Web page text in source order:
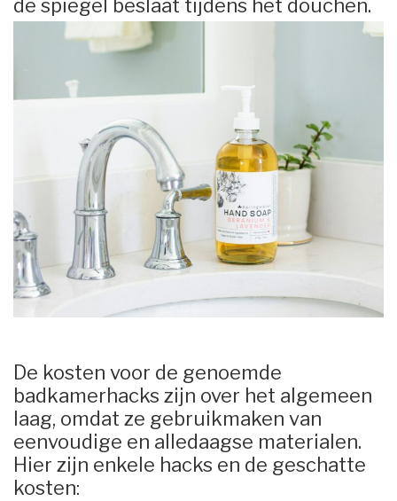
de spiegel beslaat tijdens het douchen.
De kosten voor de genoemde
badkamerhacks zijn over het algemeen
laag, omdat ze gebruikmaken van
eenvoudige en alledaagse materialen.
Hier zijn enkele hacks en de geschatte
kosten: